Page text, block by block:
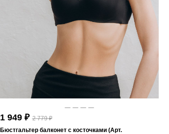
1 949 ₽ 2 779 ₽
Бюстгальтер балконет с косточками (Арт.